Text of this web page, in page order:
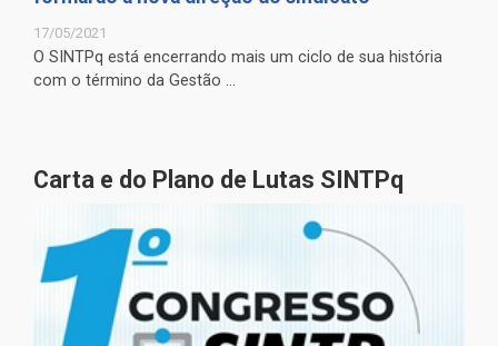
17/05/2021
O SINTPq está encerrando mais um ciclo de sua história
com o término da Gestão ...
Carta e do Plano de Lutas SINTPq